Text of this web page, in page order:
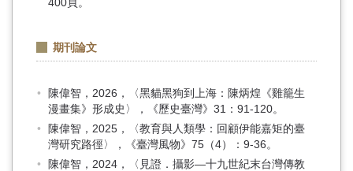
期刊論文
陳偉智，2026，〈黑貓黑狗到上海：陳炳煌《雞籠生
漫畫集》形成史〉，《歷史臺灣》31：91-120。
陳偉智，2025，〈教育與人類學：回顧伊能嘉矩的臺
灣研究路徑〉，《臺灣風物》75（4）：9-36。
陳偉智，2024，〈見證．攝影—十九世紀末台灣傳教